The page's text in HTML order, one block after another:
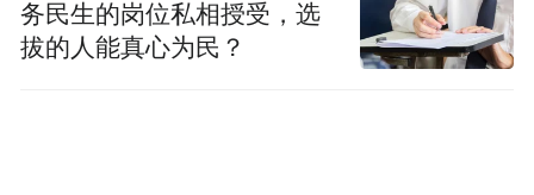
务民生的岗位私相授受，选
拔的人能真心为民？